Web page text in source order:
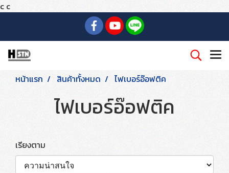
c c
หน้าแรก สินค้าทั้งหมด ไฟเบอร์อ๊อฟติค
ไฟเบอร์อ๊อฟติค
เรียงตาม